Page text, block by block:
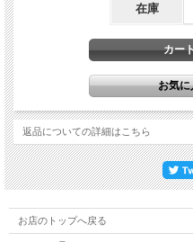
在庫
返品についての詳細はこちら
お店のトップへ戻る